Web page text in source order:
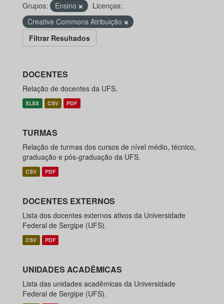
Grupos: Ensino
Licenças:
Creative Commons Atribuição
Filtrar Resultados
DOCENTES
Relação de docentes da UFS.
XLSX CSV PDF
TURMAS
Relação de turmas dos cursos de nível médio, técnico,
graduação e pós-graduação da UFS.
CSV PDF
DOCENTES EXTERNOS
Lista dos docentes externos ativos da Universidade
Federal de Sergipe (UFS).
CSV PDF
UNIDADES ACADÊMICAS
Lista das unidades acadêmicas da Universidade
Federal de Sergipe (UFS).